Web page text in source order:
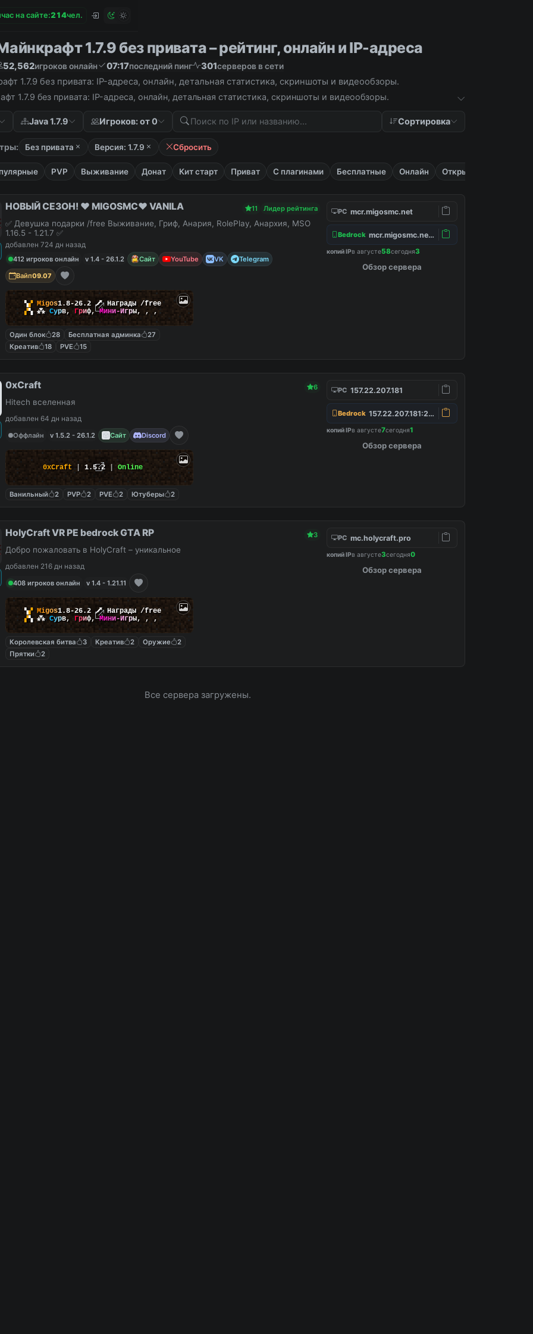
на сайте:2 14чел.
1.7.9 без привата – рейтинг, онлайн и IP-адреса
52,562игроков онлайн 07:17последний пинг 301серверов в сети
1.7.9 без привата: IP-адреса, онлайн, детальная статистика, скриншоты и видеообзоры.
1.7.9 без привата: IP-адреса, онлайн, детальная статистика, скриншоты и видеообзоры.
Java 1.7.9 Игроков: от 0 Сортировка
Без привата Версия: 1.7.9 Сбросить
PVP Выживание Донат Кит старт Приват С плагинами Бесплатные Онлайн Открытые
НОВЫЙ СЕЗОН! ❤️ MIGOSMC❤️ VANILA 11 Лидер рейтинга
✅ Девушка подарки /free Выживание, Гриф, Анария, RolePlay, Анархия, MSO
1.16.5 - 1.21.7 ✅
добавлен 724 дн назад
412 игроков онлайн
v 1.4 - 26.1.2 Сайт YouTube VK
Telegram
Вайп09.07
▚▞ Migos1.8-26.2 🗡 Награды /free
▞▚ ⁂ Сурв, Гриф,Мини-Игры, , ,
Один блок 28 Бесплатная админка
27
Креатив
18 PVE 15
PC mcr.migosmc.net
Bedrock mcr.migosmc.net:19132
копий IPв августе58сегодня3
Обзор сервера
0xCraft 6
Hitech вселенная
добавлен 64 дн назад
Оффлайн
v 1.5.2 - 26.1.2 Сайт Discord
0xCraft 1.5.2 Online
Ванильный 2 PVP 2 PVE 2 Ютуберы 2
PC 157.22.207.181
Bedrock 157.22.207.181:25565
копий IPв августе7сегодня1
Обзор сервера
HolyCraft VR PE bedrock GTA RP 3
Добро пожаловать в HolyCraft – уникальное
добавлен 216 дн назад
408 игроков онлайн
v 1.4 - 1.21.11
▚▞ Migos1.8-26.2 🗡 Награды /free
▞▚ ⁂ Сурв, Гриф,Мини-Игры, , ,
Королевская битва 3 Креатив 2 Оружие
2
Прятки
2
PC mc.holycraft.pro
копий IPв августе3сегодня0
Обзор сервера
Все сервера загружены.